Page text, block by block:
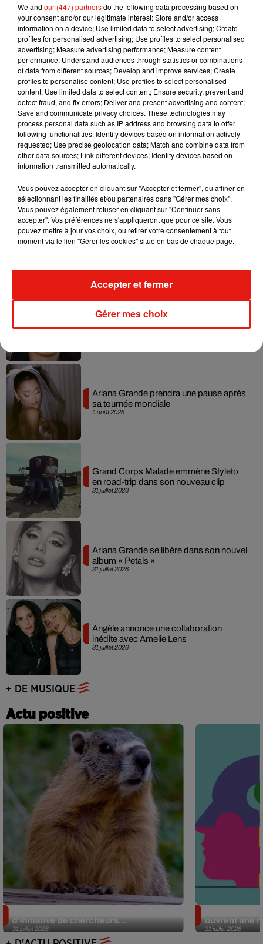
meilleure santé, réduisant l’anxiété et les limitations
fonctionnelles. Cela plaide en faveur de la promotion du
jardinage comme activité favorisant un vieillissement en
bonne santé. »
En somme, jardiner ne se limite pas à embellir son extérieur
ou à récolter ses propres légumes. C’est un véritable soin
pour le corps et l’esprit, un moyen de ralentir, de se
reconnecter avec la nature et de cultiver son bien-être au
quotidien.
Musique
Benny Blanco invite Selena Gomez et
Becky G sur son nouveau single
Tiny Desk invite Charlie Puth pour une
live session solaire
4 août 2026
Ariana Grande prendra une pause après
sa tournée mondiale
31 juillet 2026
Grand Corps Malade emmène Styleto
en road-trip dans son nouveau clip
31 juillet 2026
Ariana Grande se libère dans son nouvel
album « Petals »
31 juillet 2026
Angèle annonce une collaboration
inédite avec Amelie Lens
+ DE MUSIQUE
Actu positive
31 juillet 2026
d’initiative de chercheurs...
31 juillet 2026
ouvrent une
We and our (447) partnersdo the following data processing based on
your consent and/or our legitimate interest: Store and/or access
information on a device; Use limited data to select advertising; Create
profiles for personalised advertising; Use profiles to select personalised
advertising; Measure advertising performance; Measure content
performance; Understand audiences through statistics or combinations
of data from different sources; Develop and improve services; Create
profiles to personalise content; Use profiles to select personalised
content; Use limited data to select content; Ensure security, prevent and
detect fraud, and fix errors; Deliver and present advertising and content;
Save and communicate privacy choices. These technologies may
process personal data such as IP address and browsing data to offer
following functionalities: Identify devices based on information actively
requested; Use precise geolocation data; Match and combine data from
other data sources; Link different devices; Identify devices based on
information transmitted automatically.
Vous pouvez accepter en cliquant sur "Accepter et fermer", ou affiner en
sélectionnant les finalités et/ou partenaires dans "Gérer mes choix".
Vous pouvez également refuser en cliquant sur "Continuer sans
accepter". Vos préférences ne s'appliqueront que pour ce site. Vous
pouvez mettre à jour vos choix, ou retirer votre consentement à tout
moment via le lien "Gérer les cookies" situé en bas de chaque page.
Gérer mes choix
Accepter et fermer